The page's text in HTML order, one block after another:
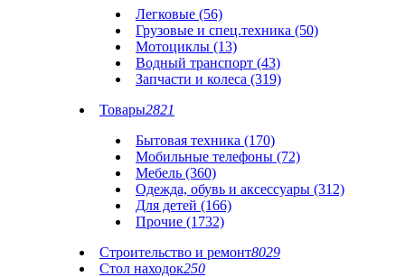
Легковые (56)
Грузовые и спец.техника (50)
Мотоциклы (13)
Водный транспорт (43)
Запчасти и колеса (319)
Товары2821
Бытовая техника (170)
Мобильные телефоны (72)
Мебель (360)
Одежда, обувь и аксессуары (312)
Для детей (166)
Прочие (1732)
Строительство и ремонт8029
Стол находок250